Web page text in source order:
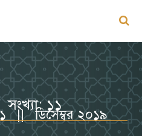
১১
|| ডিসেম্বর ২০১৯